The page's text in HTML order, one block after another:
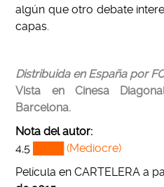
algún que otro debate
capas.
Distribuida en España por
Vista en Cinesa
Barcelona.
Nota del autor:
4,5
████ (Mediocre)
Película en CARTELERA a